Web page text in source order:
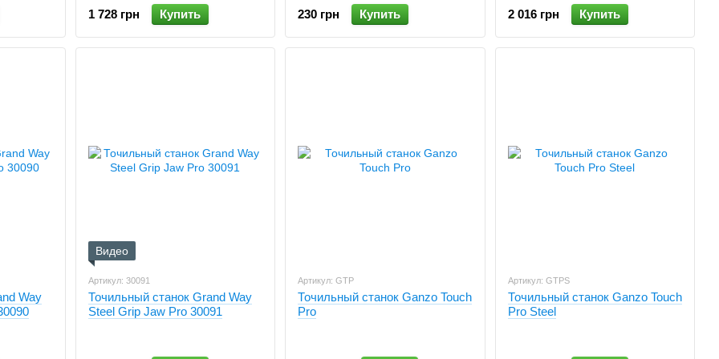
1 728 грн Купить 230 грн Купить 2 016 грн Купить
Way
Видео
Артикул: 30091
Точильный станок Grand Way
Steel Grip Jaw Pro 30091
Артикул: GTP
Точильный станок Ganzo Touch
Pro
Артикул: GTPS
Точильный станок Ganzo Touch
Pro Steel